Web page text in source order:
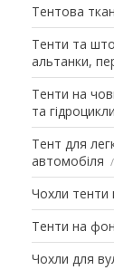
Тентова
Тенти та
альтанки,
Тенти на
та гідроцикли
Тент для
автомобіля
Чохли тенти
Тенти на
Чохли для